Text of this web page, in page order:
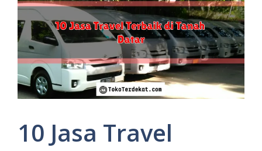
10 Jasa Travel